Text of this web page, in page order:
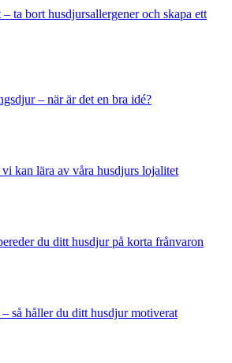
ta bort husdjursallergener och skapa ett
– när är det en bra idé?
kan lära av våra husdjurs lojalitet
du ditt husdjur på korta frånvaron
så håller du ditt husdjur motiverat